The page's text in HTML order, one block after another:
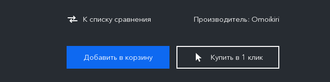
К списку сравнения Производитель: Omoikiri
Добавить в корзину Купить в 1 клик